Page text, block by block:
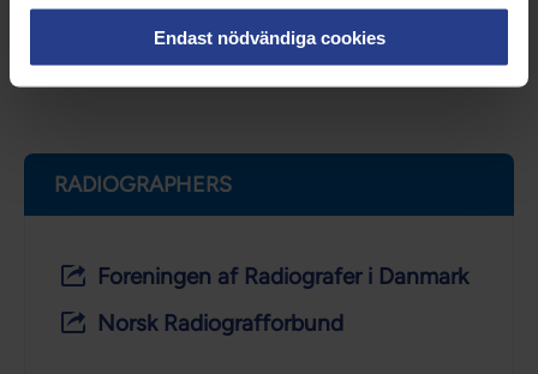
Endast nödvändiga cookies
RADIOGRAPHERS
Foreningen af Radiografer i Danmark
Norsk Radiografforbund